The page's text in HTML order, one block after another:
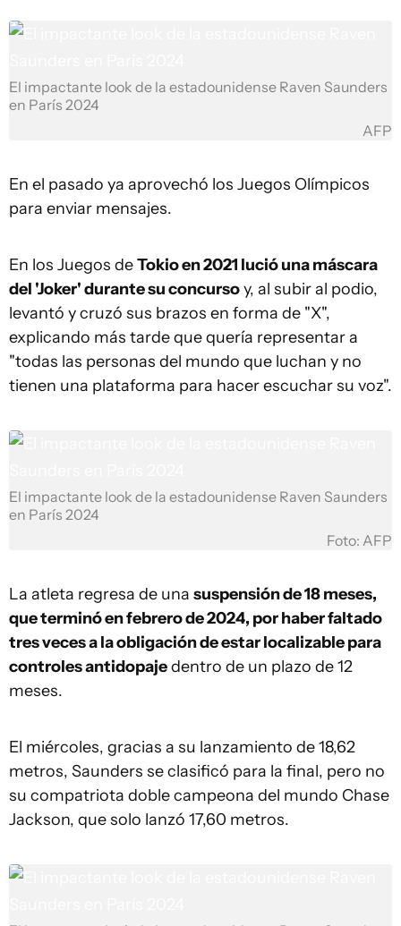
El impactante look de la estadounidense Raven Saunders
en París 2024
AFP
En el pasado ya aprovechó los Juegos Olímpicos
para enviar mensajes.
En los Juegos deTokio en 2021 lució una máscara
del 'Joker' durante su concursoy, al subir al podio,
levantó y cruzó sus brazos en forma de "X",
explicando más tarde que quería representar a
"todas las personas del mundo que luchan y no
tienen una plataforma para hacer escuchar su voz".
El impactante look de la estadounidense Raven Saunders
en París 2024
Foto: AFP
La atleta regresa de una suspensión de 18 meses,
que terminó en febrero de 2024, por haber faltado
tres veces a la obligación de estar localizable para
controles antidopajedentro de un plazo de 12
meses.
El miércoles, gracias a su lanzamiento de 18,62
metros, Saunders se clasificó para la final, pero no
su compatriota doble campeona del mundo Chase
Jackson, que solo lanzó 17,60 metros.